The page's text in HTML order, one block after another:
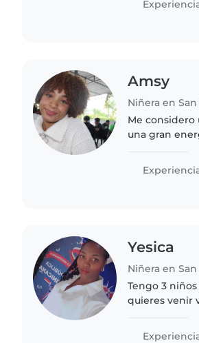
Amsy
Niñera en
Me considero
una gran
que estimulen..
Yesica
Niñera en
Tengo 3
quieres venir